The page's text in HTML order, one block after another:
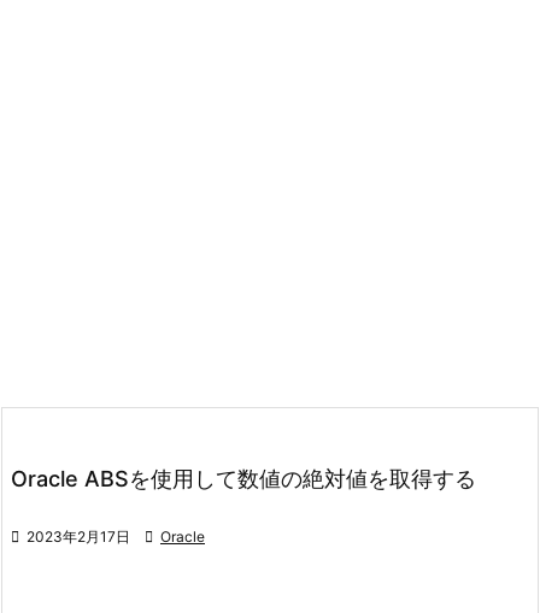
Oracle ABSを使用して数値の絶対値を取得する
 2023年2月17日  Oracle